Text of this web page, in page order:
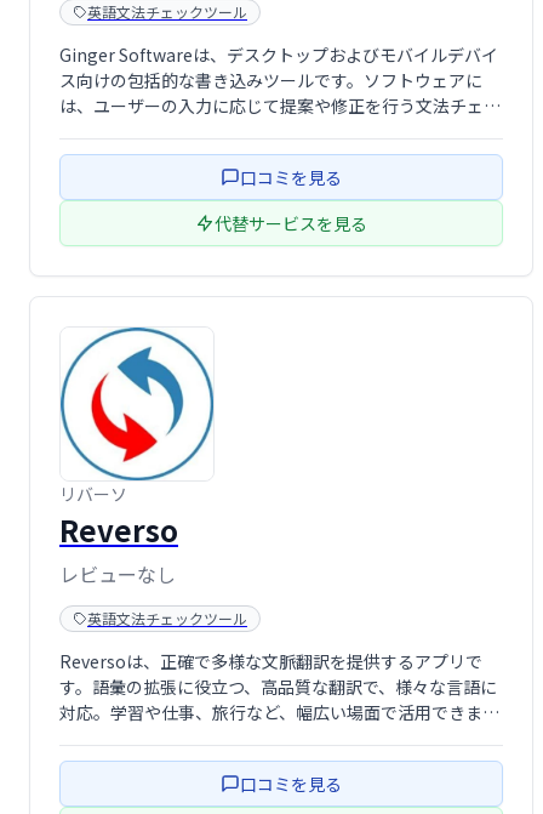
英語文法チェックツール
Ginger Softwareは、デスクトップおよびモバイルデバイ
ス向けの包括的な書き込みツールです。ソフトウェアに
は、ユーザーの入力に応じて提案や修正を行う文法チェッ
口コミを見る
代替サービスを見る
リバーソ
Reverso
レビューなし
英語文法チェックツール
Reversoは、正確で多様な文脈翻訳を提供するアプリで
す。語彙の拡張に役立つ、高品質な翻訳で、様々な言語に
対応。学習や仕事、旅行など、幅広い場面で活用できま
い言語理解を促します。
口コミを見る